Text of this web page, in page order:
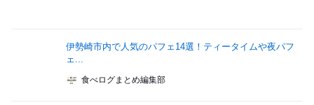
伊勢崎市内で人気のパフェ14選！ティータイムや夜パフ
ェ...
食べログまとめ編集部